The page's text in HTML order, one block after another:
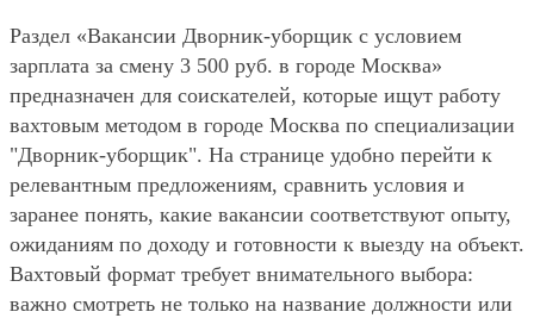
Раздел «Вакансии Дворник-уборщик с условием
зарплата за смену 3 500 руб. в городе Москва»
предназначен для соискателей, которые ищут работу
вахтовым методом в городе Москва по специализации
"Дворник-уборщик". На странице удобно перейти к
релевантным предложениям, сравнить условия и
заранее понять, какие вакансии соответствуют опыту,
ожиданиям по доходу и готовности к выезду на объект.
Вахтовый формат требует внимательного выбора:
важно смотреть не только на название должности или